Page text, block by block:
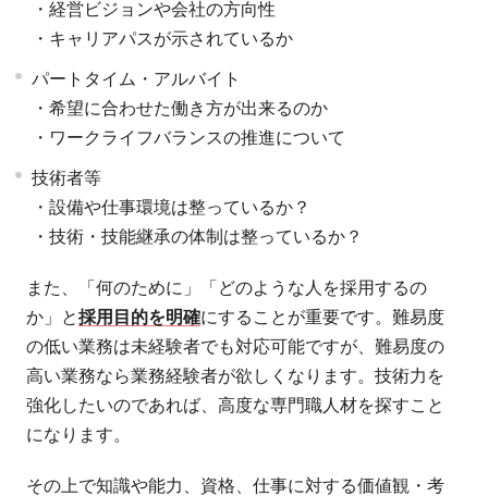
・経営ビジョンや会社の方向性
・キャリアパスが示されているか
パートタイム・アルバイト
・希望に合わせた働き方が出来るのか
・ワークライフバランスの推進について
技術者等
・設備や仕事環境は整っているか？
・技術・技能継承の体制は整っているか？
また、「何のために」「どのような人を採用するの
か」と採用目的を明確にすることが重要です。難易度
の低い業務は未経験者でも対応可能ですが、難易度の
高い業務なら業務経験者が欲しくなります。技術力を
強化したいのであれば、高度な専門職人材を探すこと
になります。
その上で知識や能力、資格、仕事に対する価値観・考